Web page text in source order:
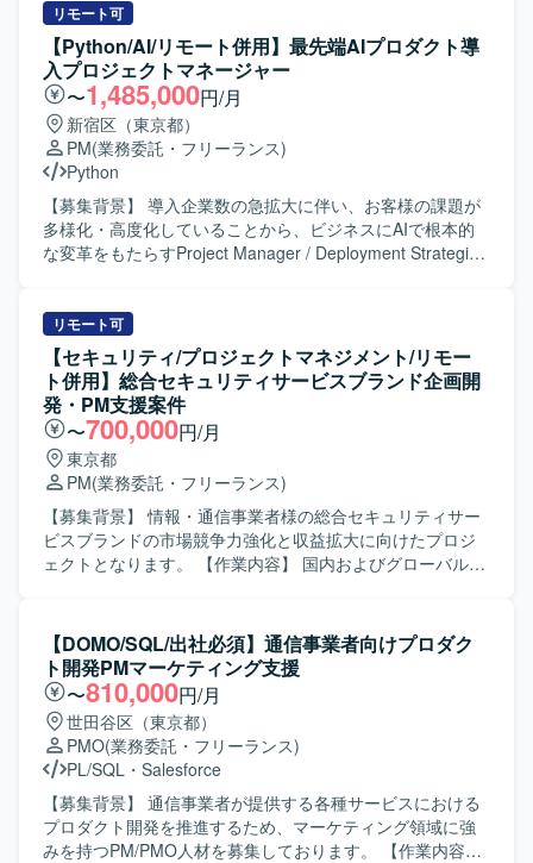
と協力しながら、開発案件を推進していただきます。 ・要
求・要件定義から開発、テスト、リリースまでの開発ディ
レクションおよび進行管理を行います。 ・部署内外のステ
ークホルダーとの期待値調整、折衝、合意形成およびレポ
ーティングを行います。 ・開発ロードマップやマイルスト
ンの策定、およびスケジュール調整を行います。 ・担当プ
ロダクトに関するドキュメント作成、管理および運用を行
います。 ・複数の開発プロジェクトの進行リードと進捗管
理を行います。 ・プロジェクトの立ち上げからリリースま
での一貫した推進とタスク管理を行います。 【求める人物
像】 ソフトウェア開発領域でPMを経験されてきた方を求め
発部署以外のステークホルダーとのコミュニケーションの
経験があり、AI利活用に興味・関心を持ち実務でも取り組
んでいる方を歓迎いたします。現状に甘えず自ら課題を設
定し、関係者を巻き込み主体的に改善へと導ける方、常に
自身のスタンスを持ち考えを周囲に共有できる方、相手の
期待値を理解し丁寧なコミュニケーションでステークホル
ダーと調整ができる方を求めています。 【ポジションの魅
力】 AI関連のtoC向けプロダクトに関わりながら、複数の開
発プロジェクトをリードできる環境です。ビジネスサイド
からエンジニア、デザイナーまで多様なメンバーと協業
し、上流からリリースまで一貫して関与できるため、プロ
部全体は約20名、プロダクト/プロジェクトマネジメントチ
ームは約6名の体制です。プロジェクト管理にNotion、
Google Workspace、Confluence、開発タスク管理に
Notion、JIRA、Github、コミュニケーションにSlack、
Miro、デザインにFigma、データ分析にLookerを利用して
います。
リモート可
【Python/AI/リモート併用】最先端AIプロダクト導
入プロジェクトマネージャー
〜1,485,000円/月
新宿区（東京都）
PM(業務委託・フリーランス)
Python
【募集背景】 導入企業数の急拡大に伴い、お客様の課題が
多様化・高度化していることから、ビジネスにAIで根本的
な変革をもたらすProject Manager / Deployment Strategist
ロジェクトマネージャーとして、クライアントの業務理解
と課題特定を行い、潜在的な課題を見抜きます。AI活用の
全体戦略やロードマップを策定し、段階的な導入計画を提
案します。提案書の作成や顧客へのプレゼンテーションな
どの提案活動を行います。PRDや要件定義書、仕様書の作
成を通じて要件定義と仕様策定を進め、開発チームのマネ
ジメントやスケジュール、品質、コスト管理などのプロジ
ェクトマネジメントを行います。顧客折衝やリレーション
構築を通じて、継続案件や拡大案件につなげる信頼関係を
構築します。生成AIの技術検証やプロンプトチューニング
など自ら手を動かして技術検証やプロトタイピングを行
質なカルチャーに抵抗がなく、お客様の中に深く入り込み
潜在課題を見抜いて提案できる方が望ましいです。コンサ
ルティングとテクノロジーの両軸で価値を発揮でき、自ら
AIツールを触りプロンプトをチューニングする等の現場作
業をいとわない泥臭さのある方を求めています。営業や開
発チームと自発的かつ高頻度なコミュニケーションを取れ
る方、中長期視点で顧客に深く伴走するマインドを持ち、
AIを活用して顧客の売上や事業をグロースさせる攻めの推
進ができる方が理想です。 【ポジションの魅力】 AX戦略の
立案から要件定義、開発推進、導入・定着まで一貫して携
リモート可
【セキュリティ/プロジェクトマネジメント/リモー
ト併用】総合セキュリティサービスブランド企画開
発・PM支援案件
〜700,000円/月
東京都
PM(業務委託・フリーランス)
【募集背景】 情報・通信事業者様の総合セキュリティサー
ビスブランドの市場競争力強化と収益拡大に向けたプロジ
ェクトとなります。 【作業内容】 国内およびグローバル向
入する際のPM担当として、要件定義から運用まで一連のフ
ェーズをご支援いただきます。具体的には、プロジェクト
計画、要件管理、スケジュール管理、コスト管理、品質管
理、リスク管理、課題管理、メンバー管理などを推進して
いただきます。 【求める人物像】 多様な関係者と円滑にコ
ミュニケーションを取りながら、柔軟に業務へ対応できる
方を求めております。セキュリティサービス領域に関心を
持ち、自ら主体的に課題発見と改善提案ができる方が望ま
しいです。 【ポジションの魅力】 国内およびグローバル規
模で展開される総合セキュリティサービスブランドの企画
【DOMO/SQL/出社必須】通信事業者向けプロダク
ト開発PMマーケティング支援
〜810,000円/月
世田谷区（東京都）
PMO(業務委託・フリーランス)
PL/SQL ・ Salesforce
【募集背景】 通信事業者が提供する各種サービスにおける
プロダクト開発を推進するため、マーケティング領域に強
みを持つPM/PMO人材を募集しております。 【作業内容】